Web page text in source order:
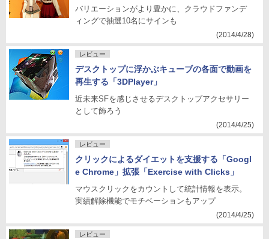
バリエーションがより豊かに、クラウドファンデ
ィングで抽選10名にサインも
(2014/4/28)
レビュー
デスクトップに浮かぶキューブの各面で動画を
再生する「3DPlayer」
近未来SFを感じさせるデスクトップアクセサリー
として飾ろう
(2014/4/25)
レビュー
クリックによるダイエットを支援する「Googl
e Chrome」拡張「Exercise with Clicks」
マウスクリックをカウントして統計情報を表示。
実績解除機能でモチベーションもアップ
(2014/4/25)
レビュー